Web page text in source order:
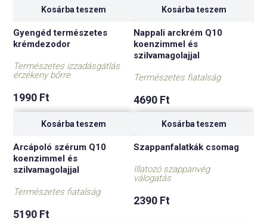
Kosárba teszem Kosárba teszem
Gyengéd természetes
krémdezodor
Természetes izzadásgátlás
érzékeny bőrre
1990 Ft
Kosárba teszem
Nappali arckrém Q10
koenzimmel és
szilvamagolajjal
Természetes fiatalság
4690 Ft
Kosárba teszem
Arcápoló szérum Q10
koenzimmel és
szilvamagolajjal
Természetes fiatalság
5190 Ft
Szappanfalatkák csomag
Illatozó szappanvég
válogatás
2390 Ft